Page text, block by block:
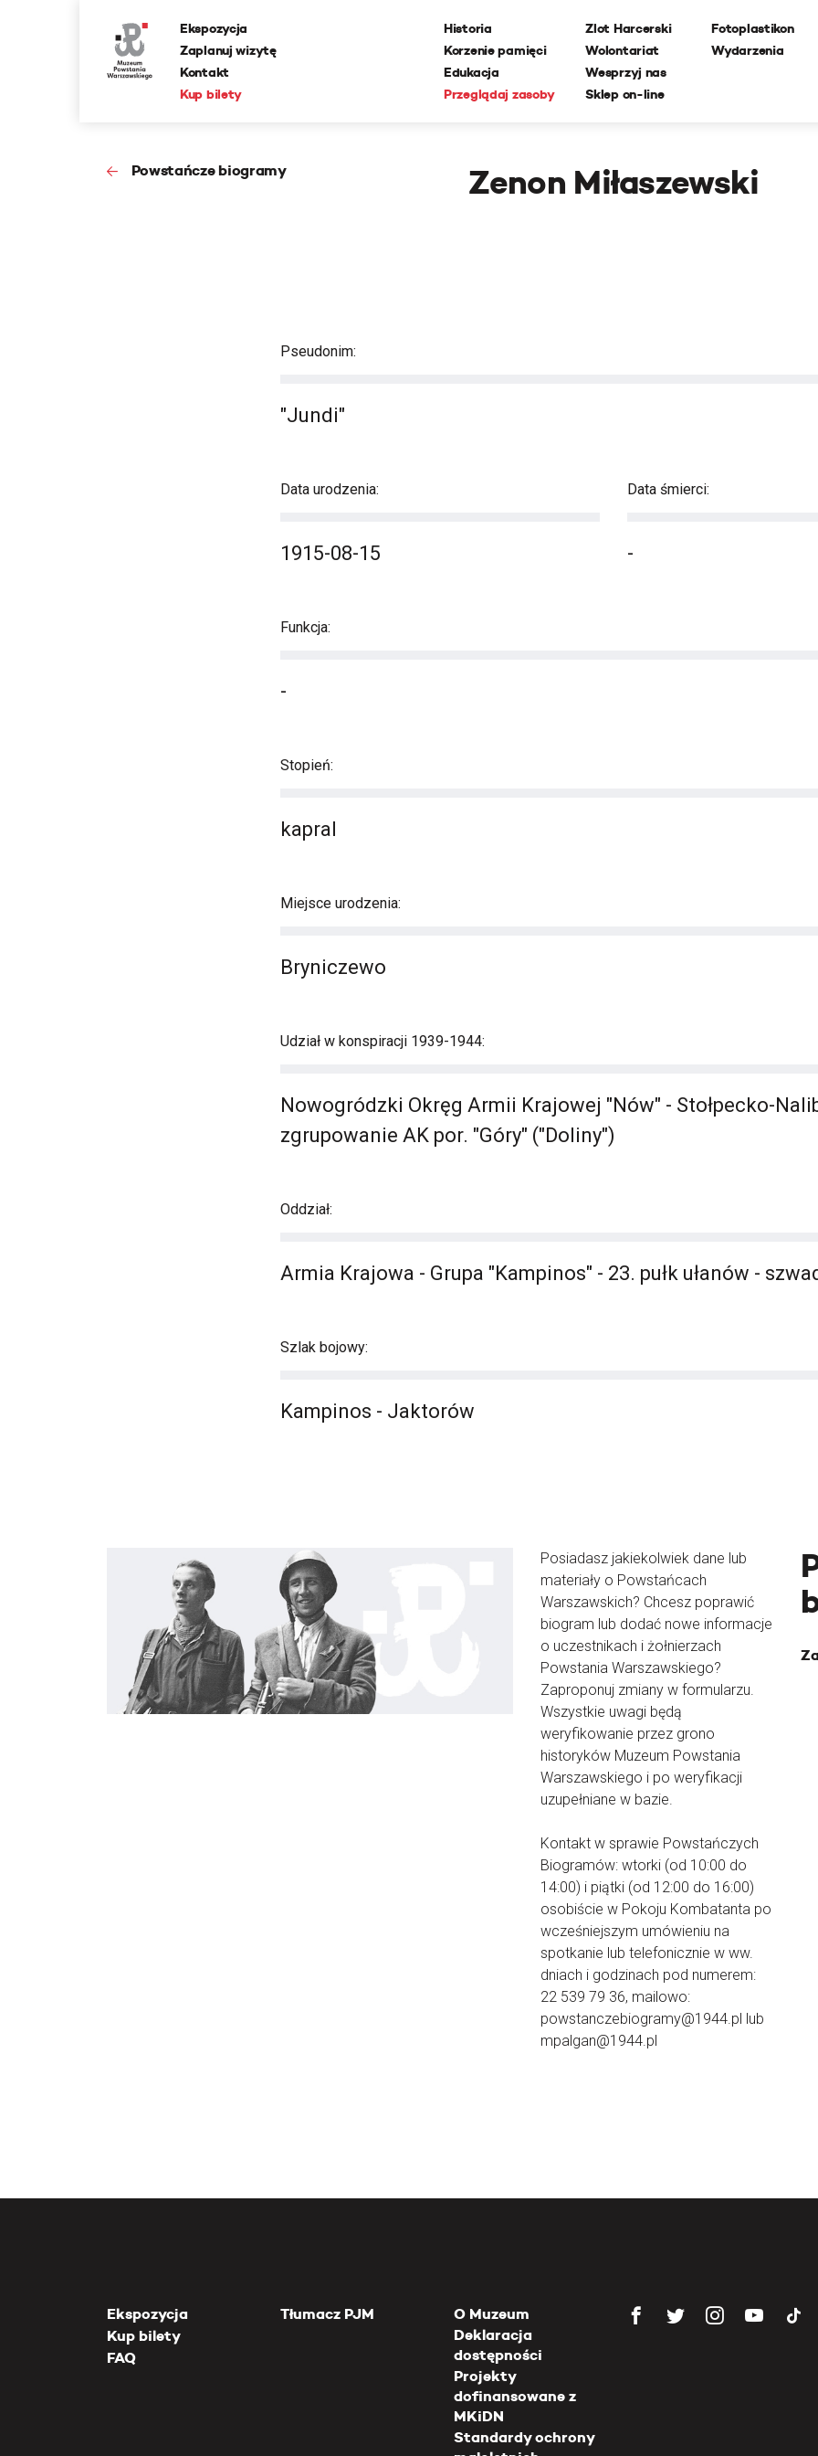
Ekspozycja
Zaplanuj wizytę
Kontakt
Kup bilety
Historia
Korzenie pamięci
Edukacja
Przeglądaj zasoby
Zlot Harcerski
Wolontariat
Wesprzyj nas
Sklep on-line
Fotoplastikon
Wydarzenia
Powstańcze biogramy Zenon Miłaszewski
Pseudonim:
"Jundi"
Data urodzenia:
1915-08-15
Data śmierci:
-
Funkcja:
-
Stopień:
kapral
Miejsce urodzenia:
Bryniczewo
Udział w konspiracji 1939-1944:
Nowogródzki Okręg Armii Krajowej "Nów" - Stołpecko-
zgrupowanie AK por. "Góry" ("Doliny")
Oddział:
Armia Krajowa - Grupa "Kampinos" - 23. pułk ułanów -
Szlak bojowy:
Kampinos - Jaktorów
Posiadasz jakiekolwiek dane lub
materiały o Powstańcach
Warszawskich? Chcesz poprawić
biogram lub dodać nowe informacje
o uczestnikach i żołnierzach
Powstania Warszawskiego?
Zaproponuj zmiany w formularzu.
Wszystkie uwagi będą
weryfikowanie przez grono
historyków Muzeum Powstania
Warszawskiego i po weryfikacji
uzupełniane w bazie.
Kontakt w sprawie Powstańczych
Biogramów: wtorki (od 10:00 do
14:00) i piątki (od 12:00 do 16:00)
osobiście w Pokoju Kombatanta po
wcześniejszym umówieniu na
spotkanie lub telefonicznie w ww.
dniach i godzinach pod numerem:
22 539 79 36, mailowo:
powstanczebiogramy@1944.pl lub
mpalgan@1944.pl
Ekspozycja
Kup bilety
FAQ
Tłumacz PJM
O Muzeum
Deklaracja
dostępności
Projekty
dofinansowane z
MKiDN
Standardy ochrony